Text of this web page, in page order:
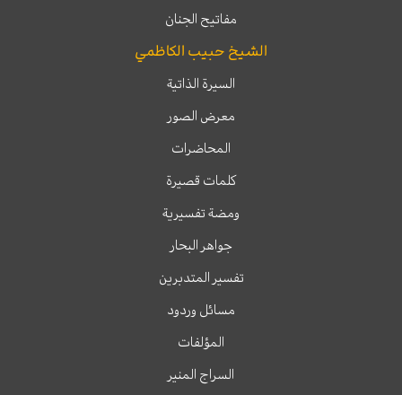
مفاتيح الجنان
الشيخ حبيب الكاظمي
السيرة الذاتية
معرض الصور
المحاضرات
كلمات قصيرة
ومضة تفسيرية
جواهر البحار
تفسير المتدبرين
مسائل وردود
المؤلفات
السراج المنير